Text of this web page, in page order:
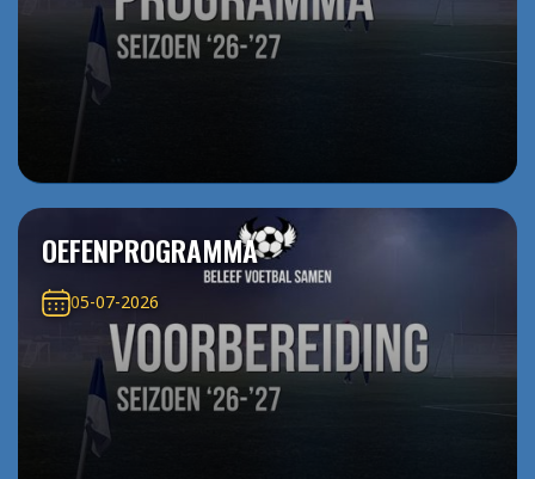
OEFENPROGRAMMA
05-07-2026